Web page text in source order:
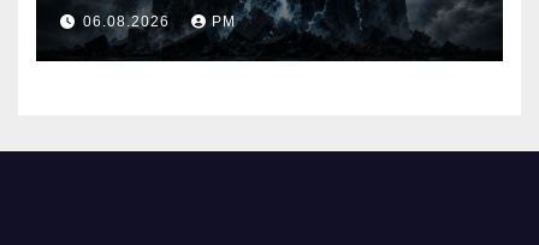
06.08.2026 РМ